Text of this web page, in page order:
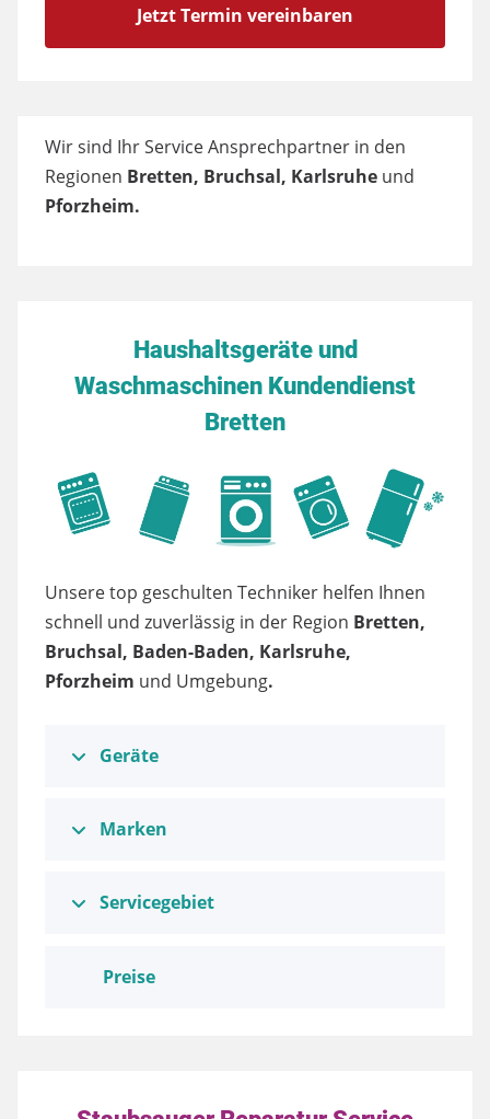
Jetzt Termin vereinbaren
Wir sind Ihr Service Ansprechpartner in den
Regionen Bretten, Bruchsal, Karlsruhe und
Pforzheim.
Haushaltsgeräte und
Waschmaschinen Kundendienst
Bretten
Unsere top geschulten Techniker helfen Ihnen
schnell und zuverlässig in der Region Bretten,
Bruchsal, Baden-Baden, Karlsruhe,
Pforzheim und Umgebung.
Geräte
Marken
Servicegebiet
Preise